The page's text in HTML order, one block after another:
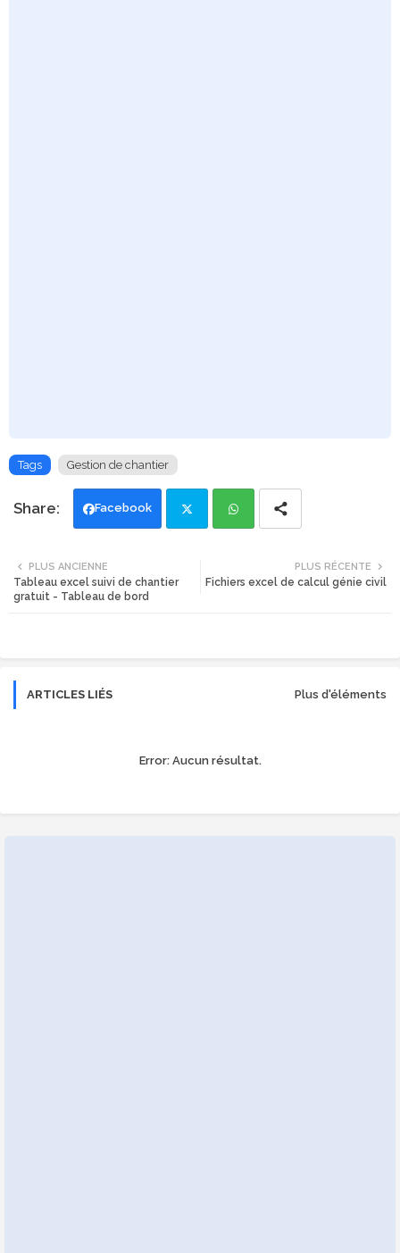
Tags Gestion de chantier
Facebook
tte ats
PLUS RÉCENTE
Fichiers excel de calcul génie civil
PLUS ANCIENNE
Tableau excel suivi de chantier
gratuit - Tableau de bord
ARTICLES LIÉS Plus d'éléments
Error:Aucun résultat.